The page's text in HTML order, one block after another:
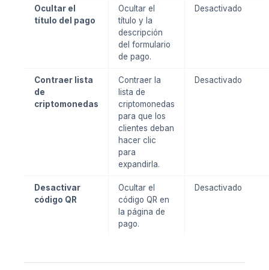
Ocultar el
título del pago
Ocultar el
título y la
descripción
del formulario
de pago.
Desactivado
Contraer lista
de
criptomonedas
Contraer la
lista de
criptomonedas
para que los
clientes deban
hacer clic
para
expandirla.
Desactivado
Desactivar
código QR
Ocultar el
código QR en
la página de
pago.
Desactivado